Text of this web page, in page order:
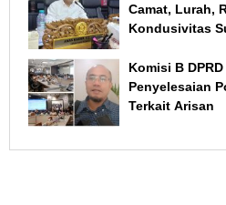
Camat, Lurah,
Kondusivitas
Komisi B
Penyelesaian
Terkait Arisan